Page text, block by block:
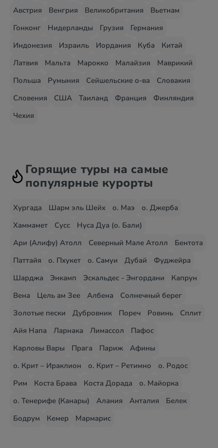
Австрия
Венгрия Великобритания
Вьетнам
Гонконг
Нидерланды Грузия
Германия
Индонезия
Израиль Иордания Куба
Китай
Латвия
Мальта Марокко Малайзия
Маврикий
Польша
Румыния Сейшельские о-ва
Словакия
Словения
США Таиланд Франция
Финляндия
Чехия
Горящие туры на самые
популярные курорты
Хургада Шарм эль Шейх о. Маэ
о. Джерба
Хаммамет
Сусс
Нуса Дуа (о. Бали)
Ари (Алифу) Атолл
Северный Мале Атолл
Бентота
Паттайя
о. Пхукет о. Самуи Дубай
Фуджейра
Шарджа
Энкамп Эскальдес - Энгордани
Капрун
Вена
Цель ам Зее Албена
Солнечный берег
Золотые пески
Дубровник Пореч Ровинь
Сплит
Айя Напа
Ларнака Лимассол
Пафос
Карловы Вары
Прага Париж
Афины
о. Крит – Ираклион
о. Крит – Ретимно
о. Родос
Рим
Коста Брава Коста Дорада
о. Майорка
о. Тенерифе (Канары)
Алания Анталия
Белек
Бодрум
Кемер Мармарис